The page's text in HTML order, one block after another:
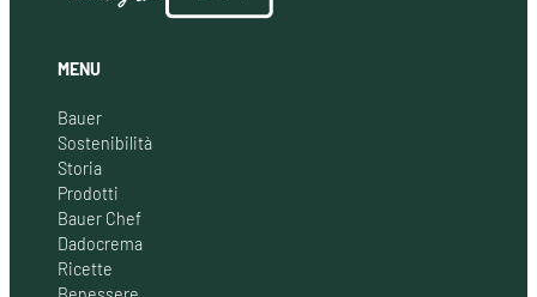
MENU
Bauer
Sostenibilità
Storia
Prodotti
Bauer Chef
Dadocrema
Ricette